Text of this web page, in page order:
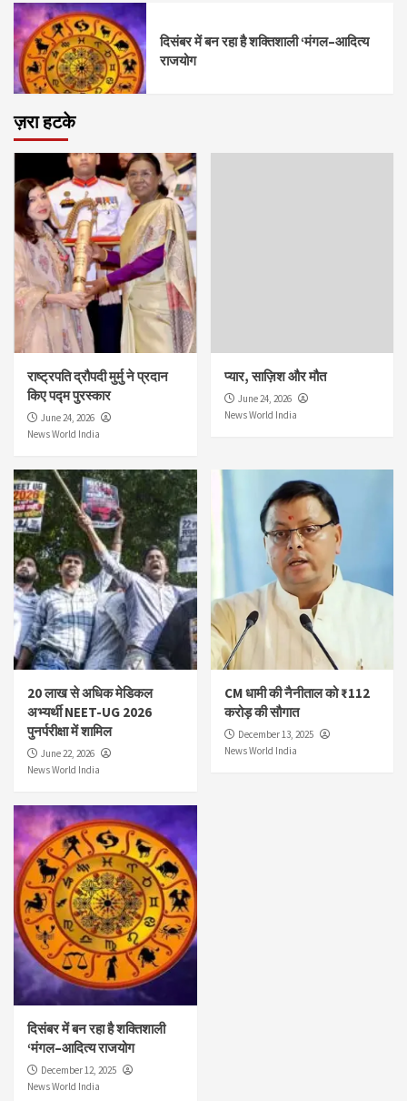
दिसंबर में बन रहा है शक्तिशाली ‘मंगल–आदित्य
राजयोग
ज़रा हटके
राष्ट्रपति द्रौपदी मुर्मु ने प्रदान
किए पद्म पुरस्कार
June 24, 2026
News World India
प्यार, साज़िश और मौत
June 24, 2026
News World India
20 लाख से अधिक मेडिकल
अभ्यर्थी NEET-UG 2026
पुनर्परीक्षा में शामिल
June 22, 2026
News World India
CM धामी की नैनीताल को ₹112
करोड़ की सौगात
December 13, 2025
News World India
दिसंबर में बन रहा है शक्तिशाली
‘मंगल–आदित्य राजयोग
December 12, 2025
News World India